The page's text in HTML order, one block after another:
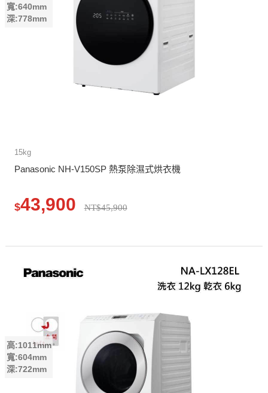
寬:640mm
深:778mm
15kg
Panasonic NH-V150SP 熱泵除濕式烘衣機
$43,900 NT$45,900
高:1011mm
寬:604mm
深:722mm